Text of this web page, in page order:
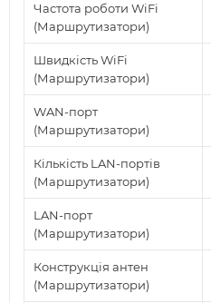
Частота роботи WiFi
(Маршрутизатори)
Швидкість WiFi
(Маршрутизатори)
WAN-порт
(Маршрутизатори)
Кількість LAN-портів
(Маршрутизатори)
LAN-порт
(Маршрутизатори)
Конструкція антен
(Маршрутизатори)